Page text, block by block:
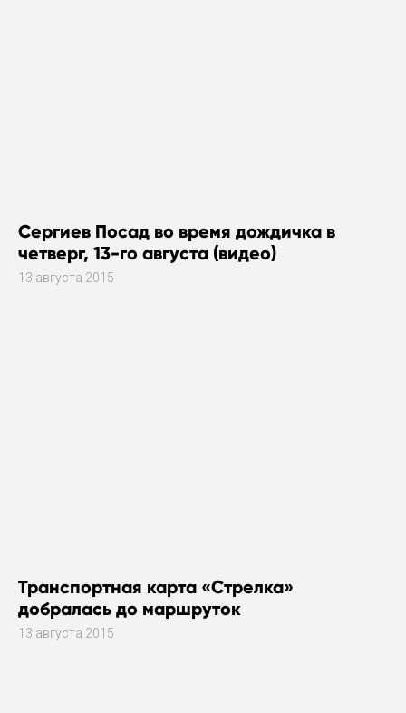
Сергиев Посад во время дождичка в
четверг, 13-го августа (видео)
13 августа 2015
Транспортная карта «Стрелка»
добралась до маршруток
13 августа 2015